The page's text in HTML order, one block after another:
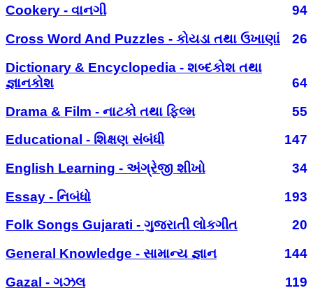
Cookery - વાનગી
94
Cross Word And Puzzles - કોયડા તથા ઉખાણાં
26
Dictionary & Encyclopedia - શબ્દકોશ તથા
જ્ઞાનકોશ
64
Drama & Film - નાટકો તથા ફિલ્મ
55
Educational - શિક્ષણ સંબંધી
147
English Learning - અંગ્રેજી શીખો
34
Essay - નિબંધો
193
Folk Songs Gujarati - ગુજરાતી લોકગીત
20
General Knowledge - સામાન્ય જ્ઞાન
144
Gazal - ગઝલ
119